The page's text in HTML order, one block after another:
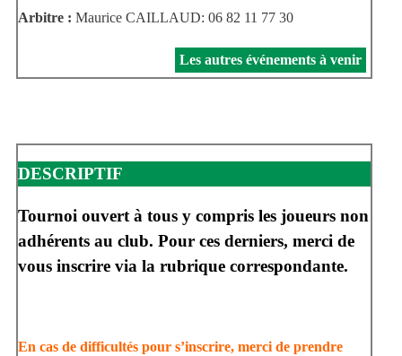
Arbitre : Maurice CAILLAUD: 06 82 11 77 30
Les autres événements à venir
DESCRIPTIF
Tournoi ouvert à tous y compris les joueurs non
adhérents au club. Pour ces derniers, merci de
vous inscrire via la rubrique correspondante.
En cas de difficultés pour s’inscrire, merci de prendre